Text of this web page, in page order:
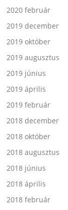
2020 február
2019 december
2019 október
2019 augusztus
2019 június
2019 április
2019 február
2018 december
2018 október
2018 augusztus
2018 június
2018 április
2018 február